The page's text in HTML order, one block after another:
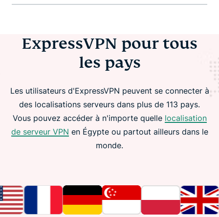
ExpressVPN pour tous
les pays
Les utilisateurs d'ExpressVPN peuvent se connecter à
des localisations serveurs dans plus de 113 pays.
Vous pouvez accéder à n'importe quelle localisation
de serveur VPN en Égypte ou partout ailleurs dans le
monde.